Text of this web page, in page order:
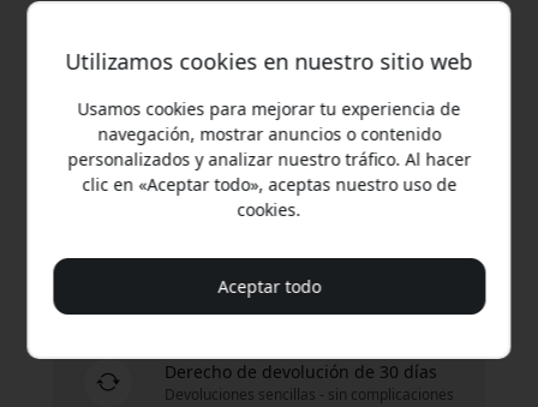
En stock - listo para enviar
Envío de 9.99 EUR en España
Entrega 10-12 agosto
Entrega rápida y rastreable
Derecho de devolución de 30 días
Devoluciones sencillas - sin complicaciones
Utilizamos cookies en nuestro sitio web
Usamos cookies para mejorar tu experiencia de
navegación, mostrar anuncios o contenido
personalizados y analizar nuestro tráfico. Al hacer
clic en «Aceptar todo», aceptas nuestro uso de
cookies.
Aceptar todo